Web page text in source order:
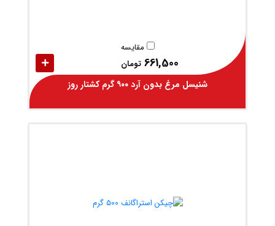
مقایسه
661,500 تومان
شنیسل مرغ بدون آرد ۹۰۰ گرم کشتار روز